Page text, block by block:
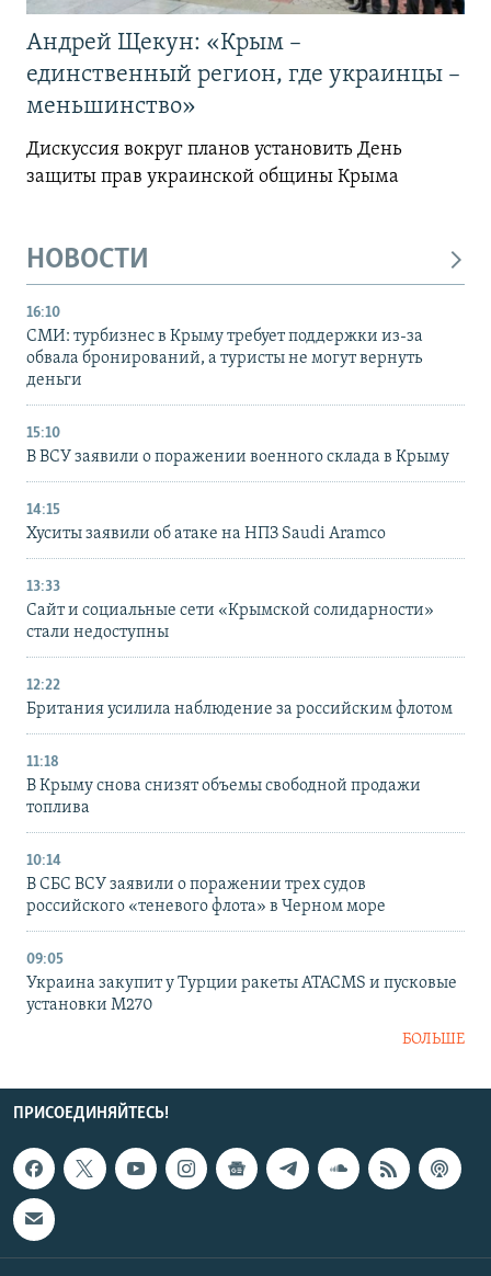
Андрей Щекун: «Крым –
единственный регион, где украинцы –
меньшинство»
Дискуссия вокруг планов установить День
защиты прав украинской общины Крыма
НОВОСТИ
16:10
СМИ: турбизнес в Крыму требует поддержки из-за
обвала бронирований, а туристы не могут вернуть
деньги
15:10
В ВСУ заявили о поражении военного склада в Крыму
14:15
Хуситы заявили об атаке на НПЗ Saudi Aramco
13:33
Сайт и социальные сети «Крымской солидарности»
стали недоступны
12:22
Британия усилила наблюдение за российским флотом
11:18
В Крыму снова снизят объемы свободной продажи
топлива
10:14
В СБС ВСУ заявили о поражении трех судов
российского «теневого флота» в Черном море
09:05
Украина закупит у Турции ракеты ATACMS и пусковые
установки M270
БОЛЬШЕ
ПРИСОЕДИНЯЙТЕСЬ!